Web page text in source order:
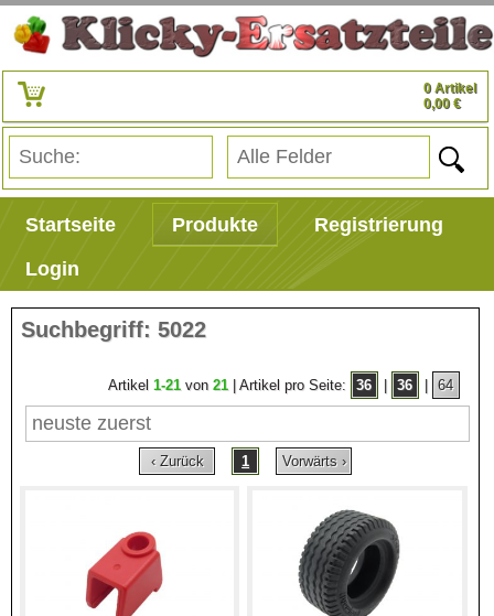
0 Artikel
0,00 €
Startseite Produkte
Registrierung
Login
Suchbegriff: 5022
Artikel 1-21von 21| Artikel pro Seite: 36 36 64
‹ Zurück 1 Vorwärts ›